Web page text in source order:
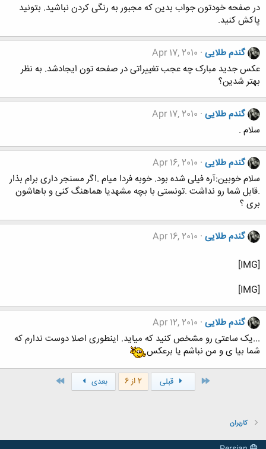
در صفحه خودتون جواب بدین که مجبور به رنگی کردن نباشید. بتونید
پاکش کنید.
گندم طلایی Apr 17, 2010
عکس جدید مبارک چه عجب تغییراتی در صفحه تون ایجادشد. به نظر
بهتر شدین؟
گندم طلایی Apr 17, 2010
سلام .
گندم طلایی Apr 16, 2010
سلام خوبین:آره فیلی شده بود. خوبه فردا میام .اگر مسنجر داری برام بذار
.قابل شما رو نداشت .تونستی با بچه مشهدیا هماهنگ کنی و باهاشون
بری ؟
گندم طلایی Apr 16, 2010
[IMG]
[IMG]
گندم طلایی Apr 12, 2010
...یک ساعتی رو مشخص کنید که میاید. اینطوری اصلا دوست ندارم که
شما بیا ی و من نباشم یا برعکس
اول قبلی 2 از 6 بعدی
کاربران